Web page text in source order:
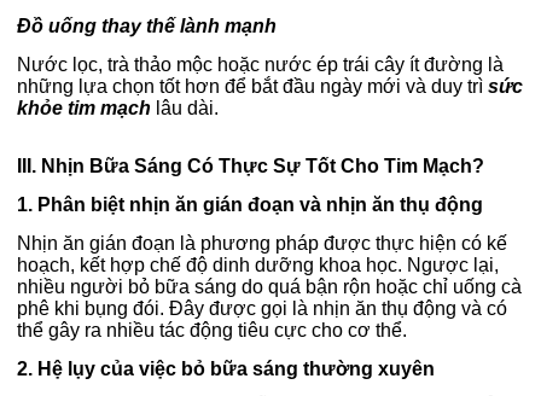
Đồ uống thay thế lành mạnh
Nước lọc, trà thảo mộc hoặc nước ép trái cây ít đường là
những lựa chọn tốt hơn để bắt đầu ngày mới và duy trì sức
khỏe tim mạch lâu dài.
III. Nhịn Bữa Sáng Có Thực Sự Tốt Cho Tim Mạch?
1. Phân biệt nhịn ăn gián đoạn và nhịn ăn thụ động
Nhịn ăn gián đoạn là phương pháp được thực hiện có kế
hoạch, kết hợp chế độ dinh dưỡng khoa học. Ngược lại,
nhiều người bỏ bữa sáng do quá bận rộn hoặc chỉ uống cà
phê khi bụng đói. Đây được gọi là nhịn ăn thụ động và có
thể gây ra nhiều tác động tiêu cực cho cơ thể.
2. Hệ lụy của việc bỏ bữa sáng thường xuyên